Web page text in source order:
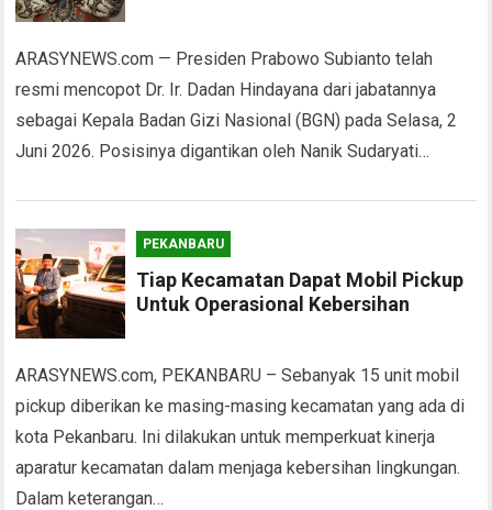
ARASYNEWS.com — Presiden Prabowo Subianto telah
resmi mencopot Dr. Ir. Dadan Hindayana dari jabatannya
sebagai Kepala Badan Gizi Nasional (BGN) pada Selasa, 2
Juni 2026. Posisinya digantikan oleh Nanik Sudaryati…
PEKANBARU
Tiap Kecamatan Dapat Mobil Pickup
Untuk Operasional Kebersihan
ARASYNEWS.com, PEKANBARU – Sebanyak 15 unit mobil
pickup diberikan ke masing-masing kecamatan yang ada di
kota Pekanbaru. Ini dilakukan untuk memperkuat kinerja
aparatur kecamatan dalam menjaga kebersihan lingkungan.
Dalam keterangan…